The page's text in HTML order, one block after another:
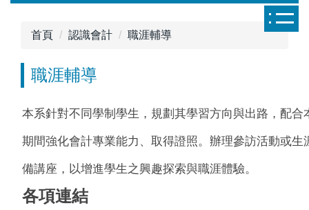
首頁 認識會計 職涯輔導
職涯輔導
本系針對不同學制學生，規劃其學習方向與出路，配
期間強化會計專業能力、取得證照。辦理參訪活動或
備講座，以增進學生之興趣探索與職涯體驗。
各項連結